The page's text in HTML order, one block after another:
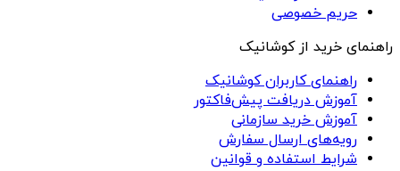
حریم خصوصی
راهنمای خرید از کوشانیک
راهنمای کاربران کوشانیک
آموزش دریافت پیش‌فاکتور
آموزش خرید سازمانی
رویه‌های ارسال سفارش
شرایط استفاده و قوانین